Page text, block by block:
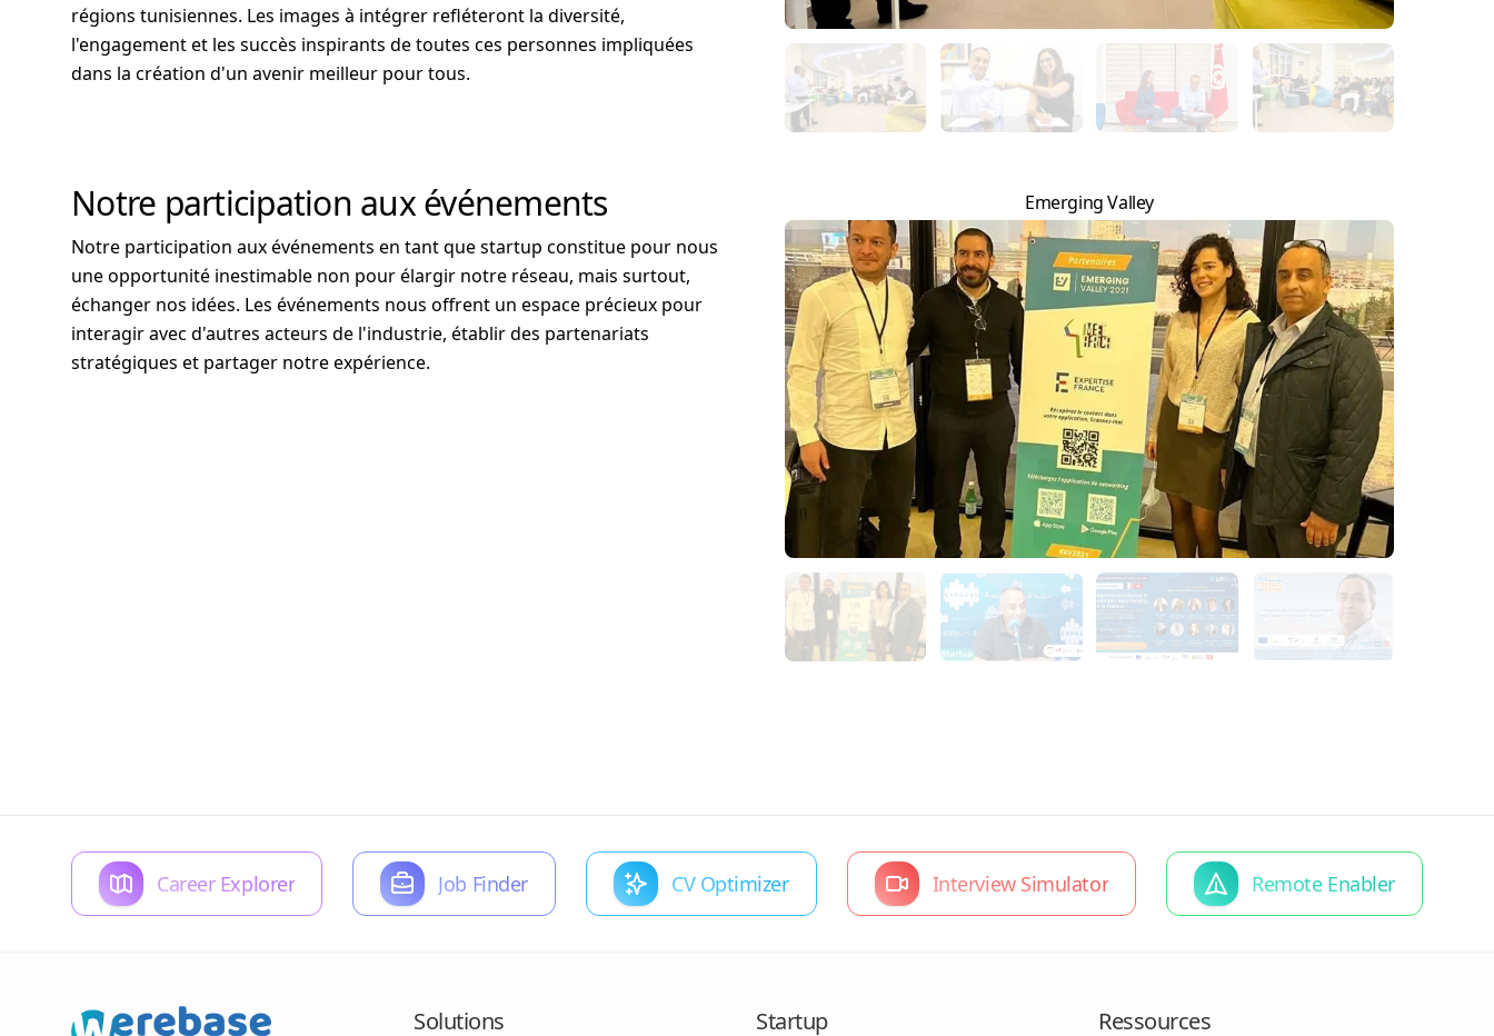
régions tunisiennes. Les images à intégrer refléteront la diversité,
l'engagement et les succès inspirants de toutes ces personnes impliquées
dans la création d'un avenir meilleur pour tous.
Notre participation aux événements
Notre participation aux événements en tant que startup constitue pour nous
une opportunité inestimable non pour élargir notre réseau, mais surtout,
échanger nos idées. Les événements nous offrent un espace précieux pour
interagir avec d'autres acteurs de l'industrie, établir des partenariats
stratégiques et partager notre expérience.
Emerging Valley
Career Explorer Job Finder CV Optimizer Interview Simulator Remote Enabler
Solutions Startup Ressources